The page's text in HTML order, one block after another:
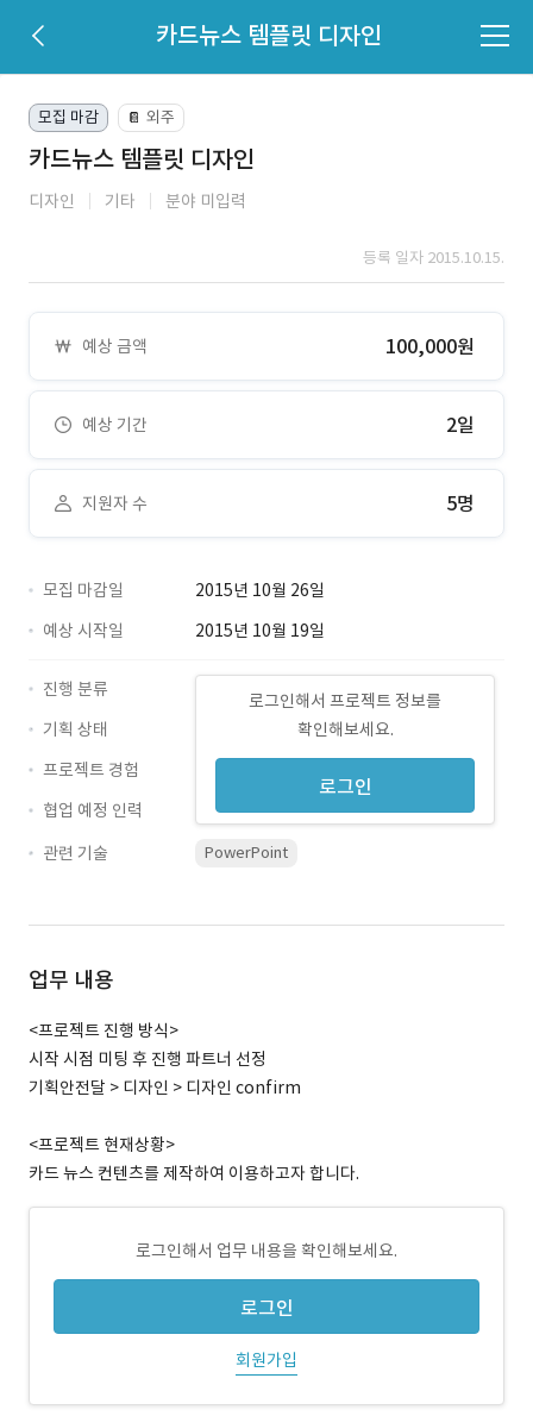
카드뉴스 템플릿 디자인
모집 마감 📔 외주
카드뉴스 템플릿 디자인
디자인 기타 분야 미입력
등록 일자 2015.10.15.
예상 금액 100,000원
예상 기간 2일
지원자 수 5명
모집 마감일
2015년 10월 26일
예상 시작일
2015년 10월 19일
로그인해서 프로젝트 정보를
확인해보세요.
로그인
진행 분류
기획 상태
프로젝트 경험
협업 예정 인력
관련 기술
PowerPoint
업무 내용
<프로젝트 진행 방식>
시작 시점 미팅 후 진행 파트너 선정
기획안전달 > 디자인 > 디자인 confirm
<프로젝트 현재상황>
카드 뉴스 컨텐츠를 제작하여 이용하고자 합니다.
로그인해서 업무 내용을 확인해보세요.
로그인
회원가입